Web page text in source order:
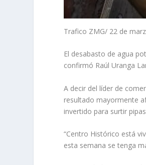
Trafico ZMG/ 22 de
El desabasto de agua
confirmó Raúl Uranga
A decir del líder de
resultado mayormente
invertido para surtir
“Centro Histórico está
esta semana se tenga